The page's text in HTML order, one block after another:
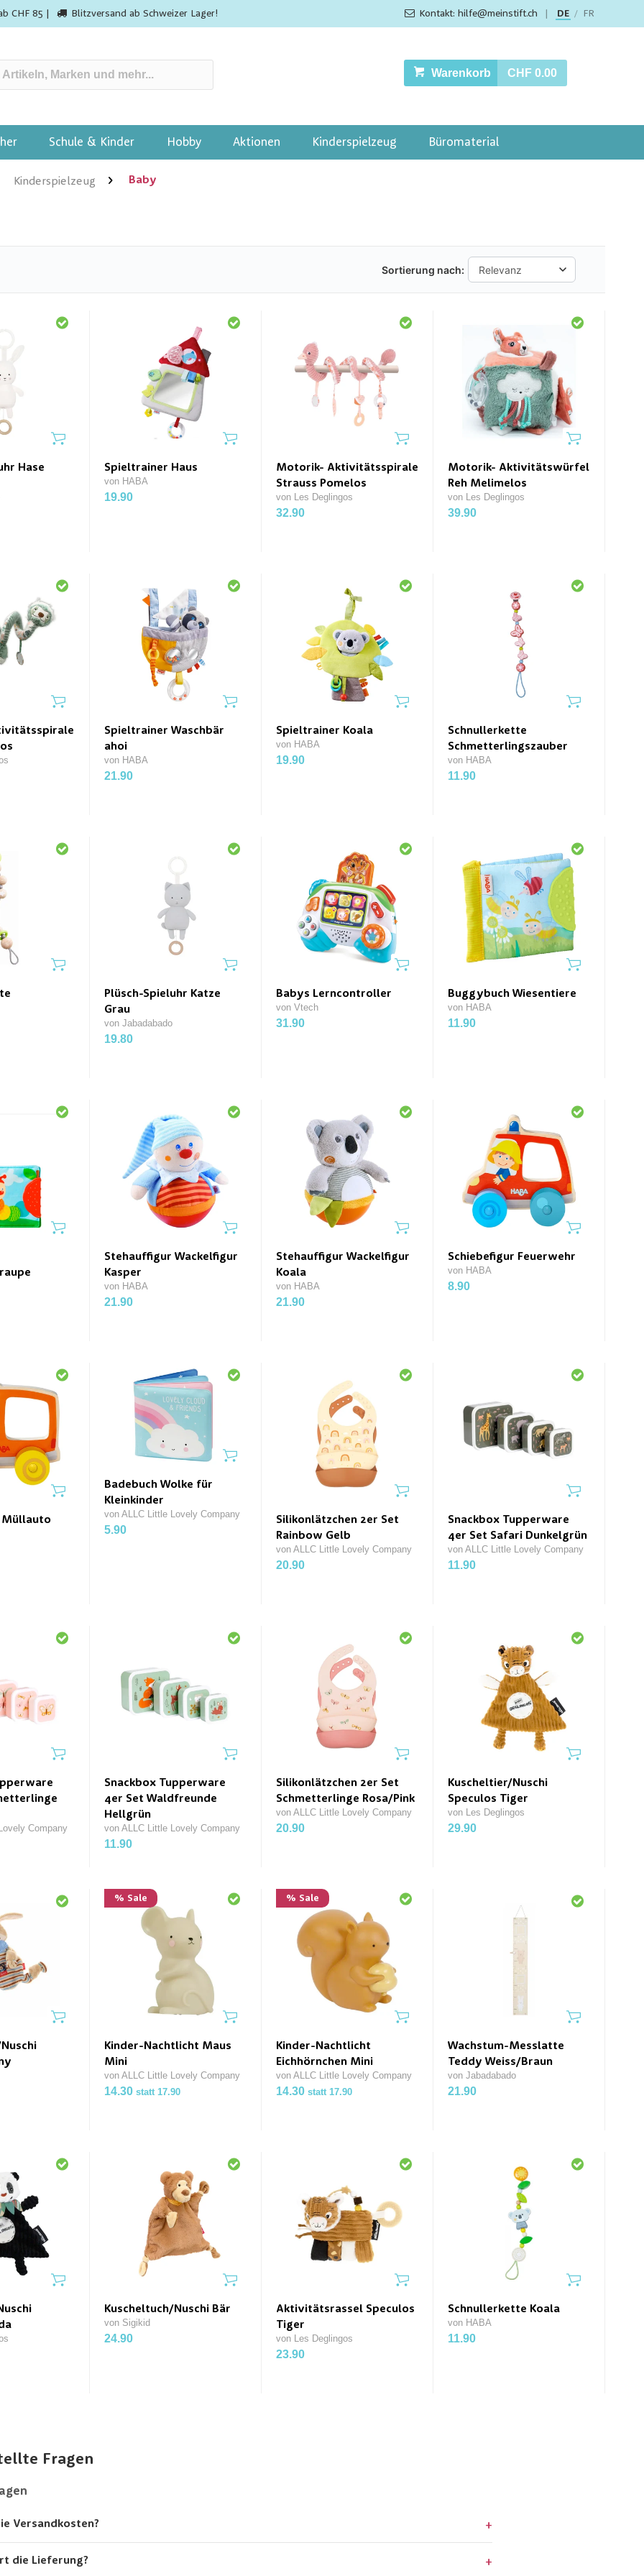
CHF 85 | Blitzversand ab Schweizer Lager! Kontakt: hilfe@meinstift.ch DE / FR
Warenkorb CHF 0.00
Schule & Kinder Hobby Aktionen Kinderspielzeug Büromaterial
Kinderspielzeug Baby
Sortierung nach:
Hase
Spieltrainer Haus
von HABA
19.90
Motorik- Aktivitätsspirale
Strauss Pomelos
von Les Deglingos
32.90
Motorik- Aktivitätswürfel
Reh Melimelos
von Les Deglingos
39.90
Spieltrainer Waschbär
ahoi
von HABA
21.90
Spieltrainer Koala
von HABA
19.90
Schnullerkette
Schmetterlingszauber
von HABA
11.90
Plüsch-Spieluhr Katze
Grau
von Jabadabado
19.80
Babys Lerncontroller
von Vtech
31.90
Buggybuch Wiesentiere
von HABA
11.90
Stehauffigur Wackelfigur
Kasper
von HABA
21.90
Stehauffigur Wackelfigur
Koala
von HABA
21.90
Schiebefigur Feuerwehr
von HABA
8.90
Müllauto
Badebuch Wolke für
Kleinkinder
von ALLC Little Lovely Company
5.90
Silikonlätzchen 2er Set
Rainbow Gelb
von ALLC Little Lovely Company
20.90
Snackbox Tupperware
4er Set Safari Dunkelgrün
von ALLC Little Lovely Company
11.90
Company
Snackbox Tupperware
4er Set Waldfreunde
Hellgrün
von ALLC Little Lovely Company
11.90
Silikonlätzchen 2er Set
Schmetterlinge Rosa/Pink
von ALLC Little Lovely Company
20.90
Kuscheltier/Nuschi
Speculos Tiger
von Les Deglingos
29.90
% Sale
Kinder-Nachtlicht Maus
Mini
von ALLC Little Lovely Company
14.30 statt 17.90
% Sale
Kinder-Nachtlicht
Eichhörnchen Mini
von ALLC Little Lovely Company
14.30 statt 17.90
Wachstum-Messlatte
Teddy Weiss/Braun
von Jabadabado
21.90
Kuscheltuch/Nuschi Bär
von Sigikid
24.90
Aktivitätsrassel Speculos
Tiger
von Les Deglingos
23.90
Schnullerkette Koala
von HABA
11.90
Fragen
Versandkosten?
die Lieferung?